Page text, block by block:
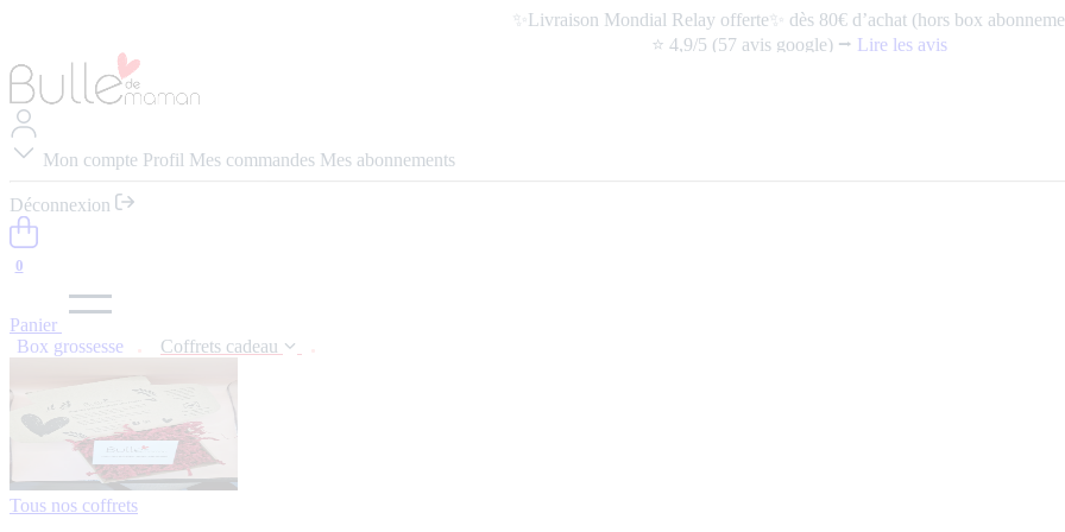
✨Livraison Mondial Relay offerte✨ dès 80€ d’achat (hors box
⭐️ 4,9/5 (57 avis google) ⭢ Lire les avis
Mon compte Profil Mes commandes Mes abonnements
Déconnexion
0
Panier
Box grossesse
Coffrets cadeau
Tous nos coffrets